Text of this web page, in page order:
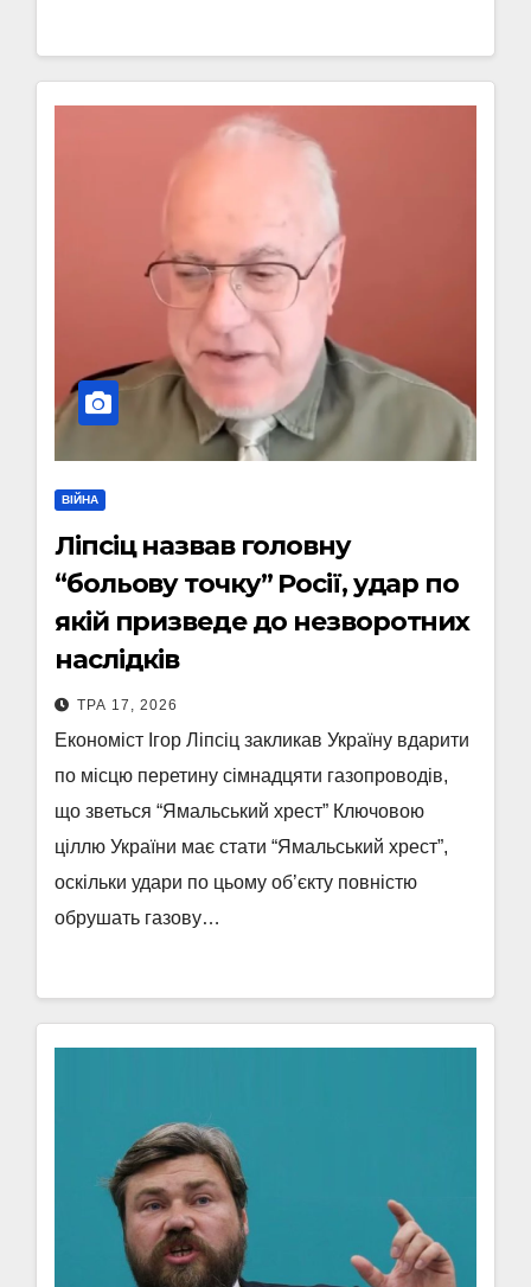
ВІЙНА
Ліпсіц назвав головну
“больову точку” Росії, удар по
якій призведе до незворотних
наслідків
ТРА 17, 2026
Економіст Ігор Ліпсіц закликав Україну вдарити
по місцю перетину сімнадцяти газопроводів,
що зветься “Ямальський хрест” Ключовою
ціллю України має стати “Ямальський хрест”,
оскільки удари по цьому об’єкту повністю
обрушать газову…